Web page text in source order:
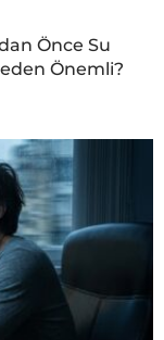
Önce Su
Önemli?